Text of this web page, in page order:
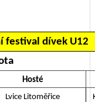
festival dívek U12
Hosté
Lvice Litoměřice